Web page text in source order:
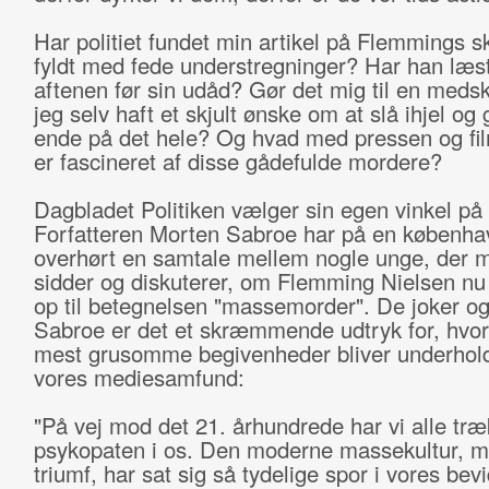
Har politiet fundet min artikel på Flemmings
fyldt med fede understregninger? Har han
aftenen før sin udåd? Gør det mig til en
jeg selv haft et skjult ønske om at slå ihjel og
ende på det hele? Og hvad med pressen og
er fascineret af disse gådefulde mordere?
Dagbladet Politiken vælger sin egen vinkel på
Forfatteren Morten Sabroe har på en
overhørt en samtale mellem nogle unge, der
sidder og diskuterer, om Flemming Nielsen
op til betegnelsen "massemorder". De joker
Sabroe er det et skræmmende udtryk for,
mest grusomme begivenheder bliver
vores mediesamfund:
"På vej mod det 21. århundrede har vi alle
psykopaten i os. Den moderne massekultur,
triumf, har sat sig så tydelige spor i vores